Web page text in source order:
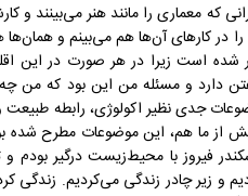
که معماری را مانند هنر می‌بینند و
در کارهای آن‌ها هم می‌بینم و همان‌ها
آن‌ها بیشتر شده است زیرا در هر صورت در
دارد و مسئله من این بود که من
جدی نظیر اکولوژی، رابطه
از ما هم، این موضوعات مطرح شده
فیروز با محیط‌زیست درگیر بودم
و زیر چادر زندگی می‌کردیم. زندگی